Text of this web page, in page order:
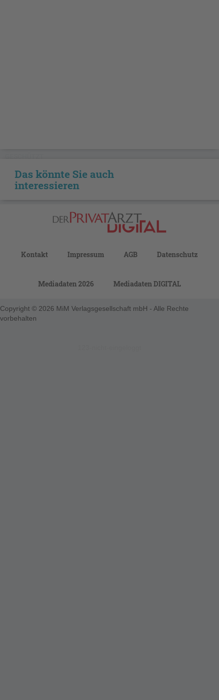
Das könnte Sie auch
interessieren
Kontakt Impressum AGB Datenschutz
Mediadaten 2026 Mediadaten DIGITAL
Copyright © 2026 MiM Verlagsgesellschaft mbH - Alle Rechte
vorbehalten